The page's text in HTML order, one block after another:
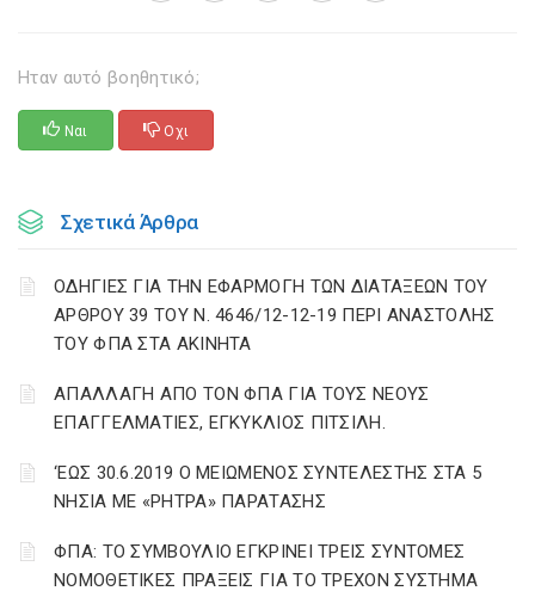
Ηταν αυτό βοηθητικό;
Ναι Οχι
Σχετικά Άρθρα
ΟΔΗΓΙΕΣ ΓΙΑ ΤΗΝ ΕΦΑΡΜΟΓΗ ΤΩΝ ΔΙΑΤΑΞΕΩΝ ΤΟΥ
ΑΡΘΡΟΥ 39 ΤΟΥ Ν. 4646/12-12-19 ΠΕΡΙ ΑΝΑΣΤΟΛΗΣ
ΤΟΥ ΦΠΑ ΣΤΑ ΑΚΙΝΗΤΑ
ΑΠΑΛΛΑΓΗ ΑΠΟ ΤΟΝ ΦΠΑ ΓΙΑ ΤΟΥΣ ΝΕΟΥΣ
ΕΠΑΓΓΕΛΜΑΤΙΕΣ, ΕΓΚΥΚΛΙΟΣ ΠΙΤΣΙΛΗ.
‘ΕΩΣ 30.6.2019 Ο ΜΕΙΩΜΕΝΟΣ ΣΥΝΤΕΛΕΣΤΗΣ ΣΤΑ 5
ΝΗΣΙΑ ΜΕ «ΡΗΤΡΑ» ΠΑΡΑΤΑΣΗΣ
ΦΠΑ: ΤΟ ΣΥΜΒΟΥΛΙΟ ΕΓΚΡΙΝΕΙ ΤΡΕΙΣ ΣΥΝΤΟΜΕΣ
ΝΟΜΟΘΕΤΙΚΕΣ ΠΡΑΞΕΙΣ ΓΙΑ ΤΟ ΤΡΕΧΟΝ ΣΥΣΤΗΜΑ